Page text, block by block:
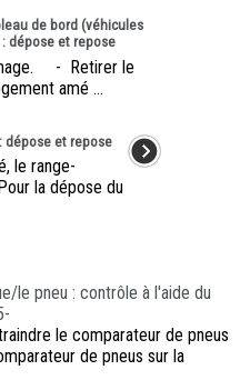
de bord (véhicules
dépose et repose
- Retirer le
amé ...
dépose et repose
le range-
la dépose du
le pneu : contrôle à l'aide du
le comparateur de pneus
de pneus sur la